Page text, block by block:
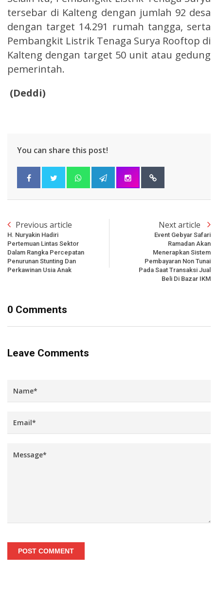
tersebar di Kalteng dengan jumlah 92 desa
dengan target 14.291 rumah tangga, serta
Pembangkit Listrik Tenaga Surya Rooftop di
Kalteng dengan target 50 unit atau gedung
pemerintah.
(Deddi)
You can share this post!
Previous article
H. Nuryakin Hadiri
Pertemuan Lintas Sektor
Dalam Rangka Percepatan
Penurunan Stunting Dan
Perkawinan Usia Anak
Next article
Event Gebyar Safari
Ramadan Akan
Menerapkan Sistem
Pembayaran Non Tunai
Pada Saat Transaksi Jual
Beli Di Bazar IKM
0 Comments
Leave Comments
POST COMMENT